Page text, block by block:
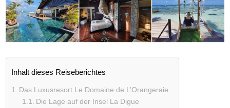
Inhalt dieses Reiseberichtes
Das Luxusresort Le Domaine de L’Orangeraie
Die Lage auf der Insel La Digue